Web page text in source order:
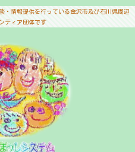
・情報提供を行っている金沢市及び石川県周辺
ティア団体です